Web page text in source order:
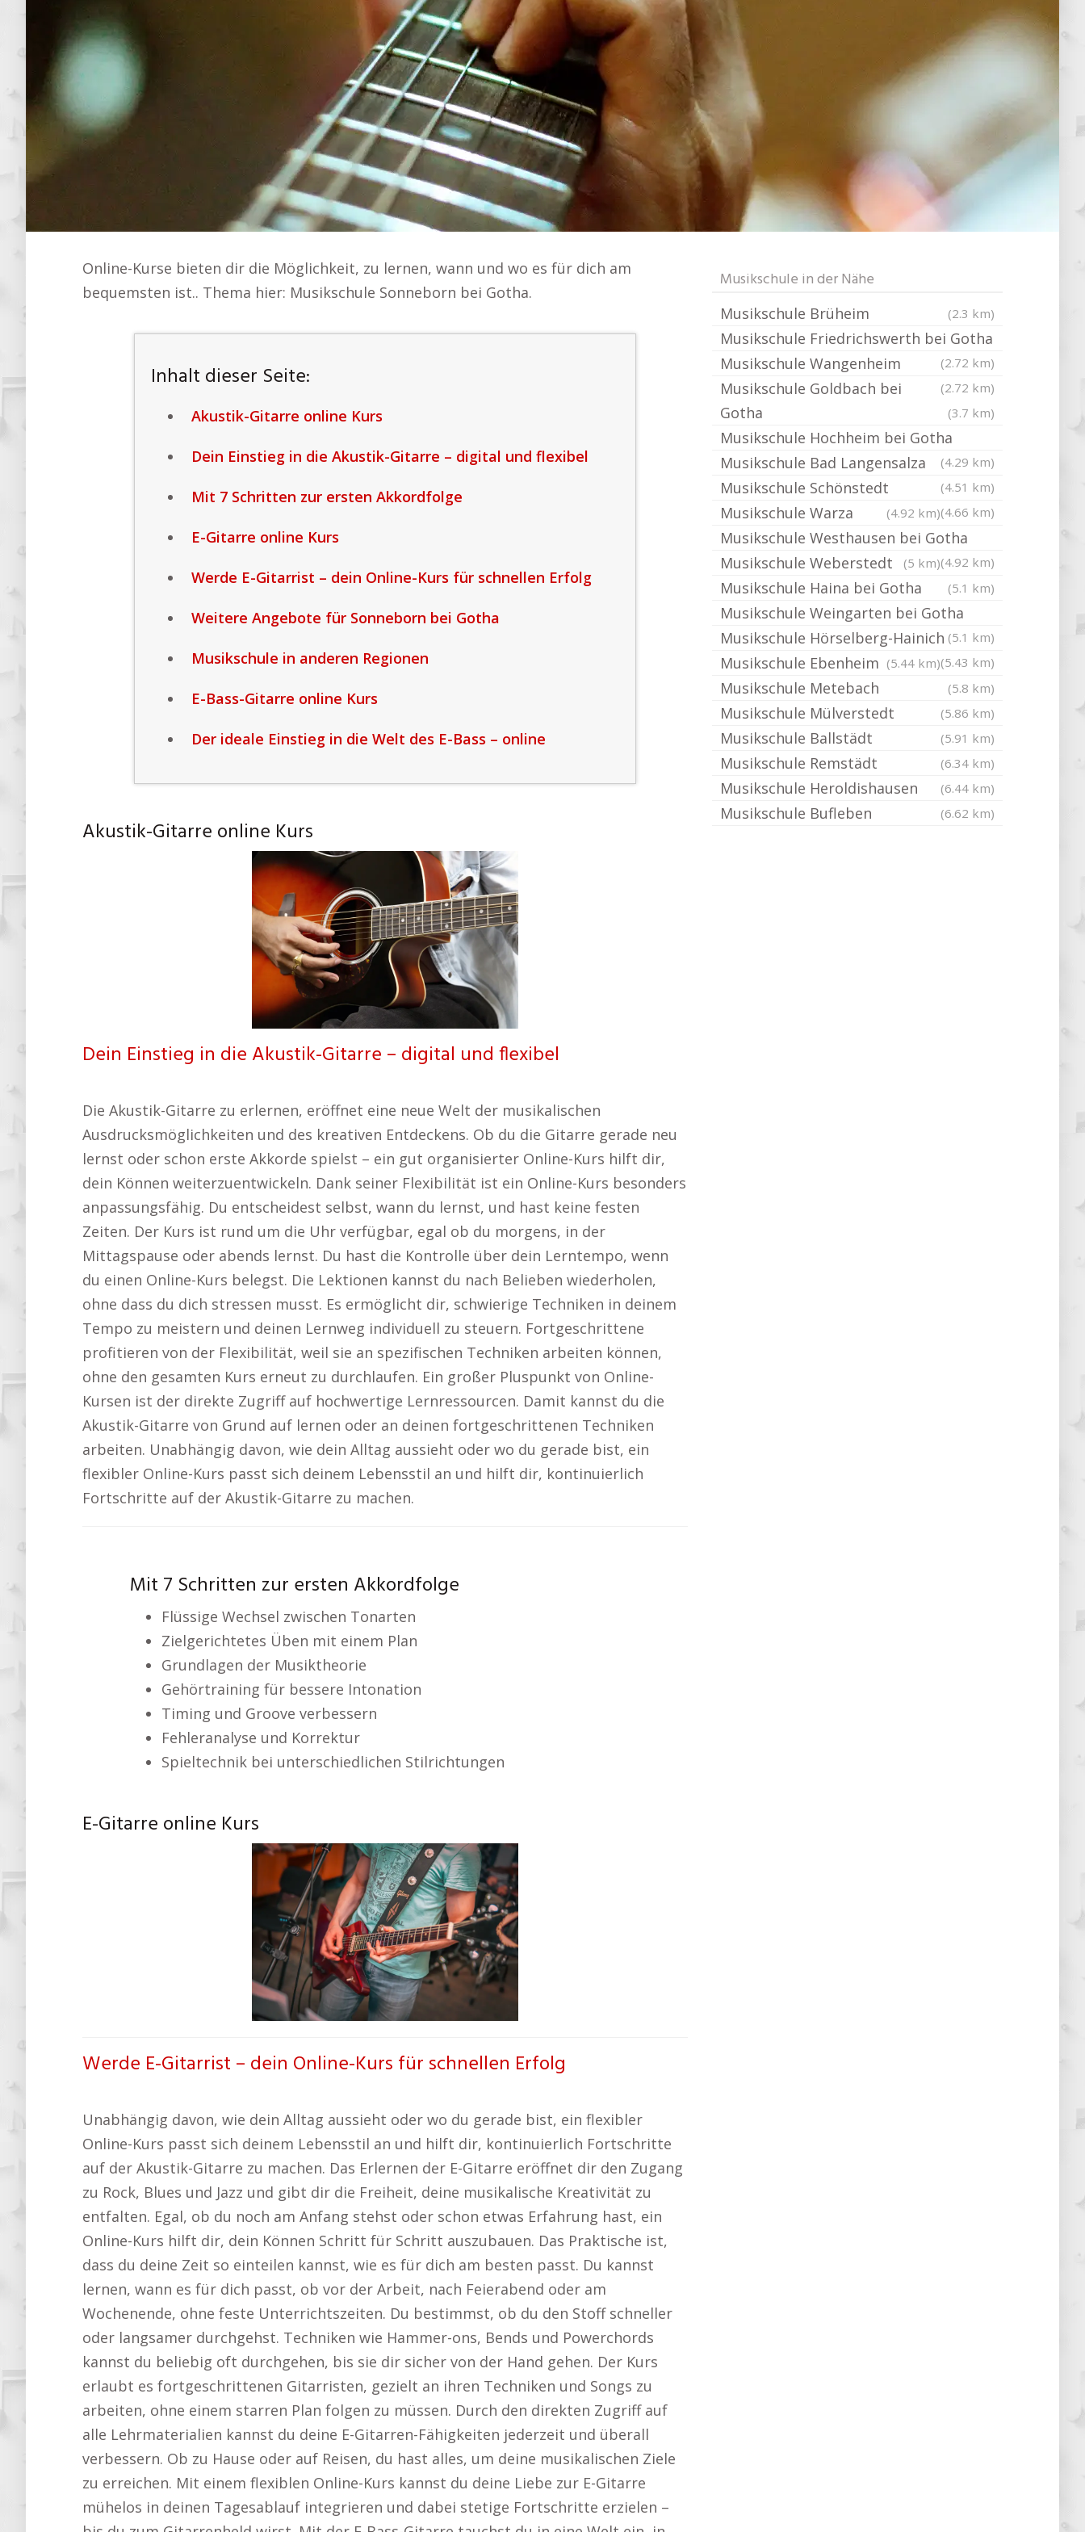
Online-Kurse bieten dir die Möglichkeit, zu lernen, wann und wo es für dich am
bequemsten ist.. Thema hier: Musikschule Sonneborn bei Gotha.
Inhalt dieser Seite:
Akustik-Gitarre online Kurs
Dein Einstieg in die Akustik-Gitarre – digital und flexibel
Mit 7 Schritten zur ersten Akkordfolge
E-Gitarre online Kurs
Werde E-Gitarrist – dein Online-Kurs für schnellen Erfolg
Weitere Angebote für Sonneborn bei Gotha
Musikschule in anderen Regionen
E-Bass-Gitarre online Kurs
Der ideale Einstieg in die Welt des E-Bass – online
Akustik-Gitarre online Kurs
Dein Einstieg in die Akustik-Gitarre – digital und flexibel
Die Akustik-Gitarre zu erlernen, eröffnet eine neue Welt der musikalischen
Ausdrucksmöglichkeiten und des kreativen Entdeckens. Ob du die Gitarre gerade neu
lernst oder schon erste Akkorde spielst – ein gut organisierter Online-Kurs hilft dir,
dein Können weiterzuentwickeln. Dank seiner Flexibilität ist ein Online-Kurs besonders
anpassungsfähig. Du entscheidest selbst, wann du lernst, und hast keine festen
Zeiten. Der Kurs ist rund um die Uhr verfügbar, egal ob du morgens, in der
Mittagspause oder abends lernst. Du hast die Kontrolle über dein Lerntempo, wenn
du einen Online-Kurs belegst. Die Lektionen kannst du nach Belieben wiederholen,
ohne dass du dich stressen musst. Es ermöglicht dir, schwierige Techniken in deinem
Tempo zu meistern und deinen Lernweg individuell zu steuern. Fortgeschrittene
profitieren von der Flexibilität, weil sie an spezifischen Techniken arbeiten können,
ohne den gesamten Kurs erneut zu durchlaufen. Ein großer Pluspunkt von Online-
Kursen ist der direkte Zugriff auf hochwertige Lernressourcen. Damit kannst du die
Akustik-Gitarre von Grund auf lernen oder an deinen fortgeschrittenen Techniken
arbeiten. Unabhängig davon, wie dein Alltag aussieht oder wo du gerade bist, ein
flexibler Online-Kurs passt sich deinem Lebensstil an und hilft dir, kontinuierlich
Fortschritte auf der Akustik-Gitarre zu machen.
Mit 7 Schritten zur ersten Akkordfolge
Flüssige Wechsel zwischen Tonarten
Zielgerichtetes Üben mit einem Plan
Grundlagen der Musiktheorie
Gehörtraining für bessere Intonation
Timing und Groove verbessern
Fehleranalyse und Korrektur
Spieltechnik bei unterschiedlichen Stilrichtungen
E-Gitarre online Kurs
Werde E-Gitarrist – dein Online-Kurs für schnellen Erfolg
Unabhängig davon, wie dein Alltag aussieht oder wo du gerade bist, ein flexibler
Online-Kurs passt sich deinem Lebensstil an und hilft dir, kontinuierlich Fortschritte
auf der Akustik-Gitarre zu machen. Das Erlernen der E-Gitarre eröffnet dir den Zugang
zu Rock, Blues und Jazz und gibt dir die Freiheit, deine musikalische Kreativität zu
entfalten. Egal, ob du noch am Anfang stehst oder schon etwas Erfahrung hast, ein
Online-Kurs hilft dir, dein Können Schritt für Schritt auszubauen. Das Praktische ist,
dass du deine Zeit so einteilen kannst, wie es für dich am besten passt. Du kannst
lernen, wann es für dich passt, ob vor der Arbeit, nach Feierabend oder am
Wochenende, ohne feste Unterrichtszeiten. Du bestimmst, ob du den Stoff schneller
oder langsamer durchgehst. Techniken wie Hammer-ons, Bends und Powerchords
kannst du beliebig oft durchgehen, bis sie dir sicher von der Hand gehen. Der Kurs
erlaubt es fortgeschrittenen Gitarristen, gezielt an ihren Techniken und Songs zu
arbeiten, ohne einem starren Plan folgen zu müssen. Durch den direkten Zugriff auf
alle Lehrmaterialien kannst du deine E-Gitarren-Fähigkeiten jederzeit und überall
verbessern. Ob zu Hause oder auf Reisen, du hast alles, um deine musikalischen Ziele
zu erreichen. Mit einem flexiblen Online-Kurs kannst du deine Liebe zur E-Gitarre
mühelos in deinen Tagesablauf integrieren und dabei stetige Fortschritte erzielen –
Musikschule in der Nähe
Musikschule Brüheim (2.3 km)
Musikschule Friedrichswerth bei Gotha
(2.72 km)
Musikschule Wangenheim
(2.72 km)
Musikschule Goldbach bei
Gotha
(3.7 km)
Musikschule Hochheim bei Gotha
(4.29 km)
Musikschule Bad Langensalza
(4.51 km)
Musikschule Schönstedt
(4.66 km)
Musikschule Warza (4.92 km)
Musikschule Westhausen bei Gotha
(4.92 km)
Musikschule Weberstedt (5 km)
Musikschule Haina bei Gotha (5.1 km)
Musikschule Weingarten bei Gotha
(5.1 km)
Musikschule Hörselberg-Hainich
(5.43 km)
Musikschule Ebenheim (5.44 km)
Musikschule Metebach (5.8 km)
Musikschule Mülverstedt (5.86 km)
Musikschule Ballstädt (5.91 km)
Musikschule Remstädt (6.34 km)
Musikschule Heroldishausen (6.44 km)
Musikschule Bufleben (6.62 km)